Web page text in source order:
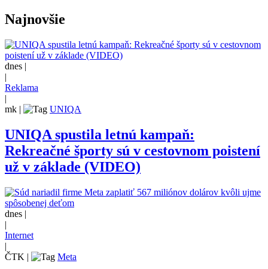
Najnovšie
dnes |
|
Reklama
|
mk | UNIQA
UNIQA spustila letnú kampaň:
Rekreačné športy sú v cestovnom poistení
už v základe (VIDEO)
dnes |
|
Internet
|
ČTK | Meta